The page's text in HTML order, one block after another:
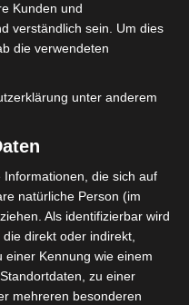
de M'saken
Laaouani
(CSM)
Kunden und
verständlich sein. Um dies
die verwendeten
unter anderem
die sich auf
natürliche Person (im
Als identifizierbar wird
direkt oder indirekt,
einer Kennung wie einem
zu einer
mehreren besonderen